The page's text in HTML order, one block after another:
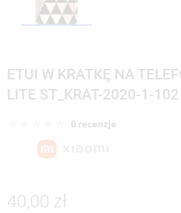
ETUI W KRATKĘ NA
LITE ST_KRAT-2020-1-102
0 recenzje
40,00 zł